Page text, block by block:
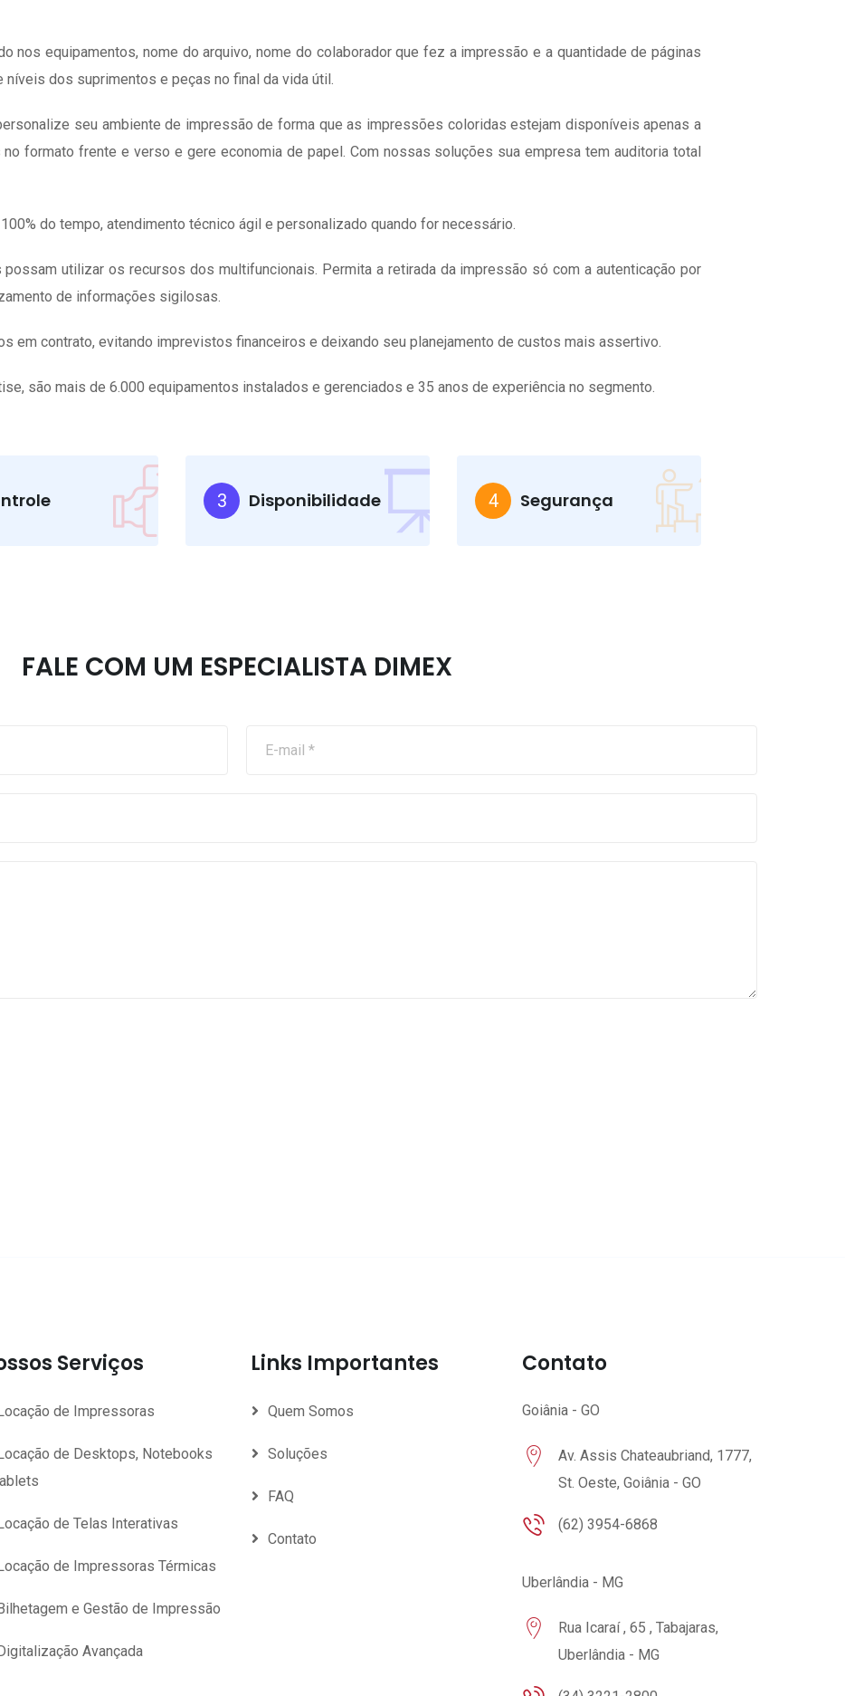
nos equipamentos, nome do arquivo, nome do colaborador que fez a impressão e a quantidade de páginas
dos suprimentos e peças no final da vida útil.
seu ambiente de impressão de forma que as impressões coloridas estejam disponíveis apenas a
formato frente e verso e gere economia de papel. Com nossas soluções sua empresa tem auditoria total
do tempo, atendimento técnico ágil e personalizado quando for necessário.
possam utilizar os recursos dos multifuncionais. Permita a retirada da impressão só com a autenticação por
de informações sigilosas.
em contrato, evitando imprevistos financeiros e deixando seu planejamento de custos mais assertivo.
são mais de 6.000 equipamentos instalados e gerenciados e 35 anos de experiência no segmento.
3 Disponibilidade 4 Segurança
FALE COM UM ESPECIALISTA DIMEX
Serviços
Locação de Impressoras
Locação de Desktops, Notebooks
Locação de Telas Interativas
Locação de Impressoras Térmicas
Bilhetagem e Gestão de Impressão
Digitalização Avançada
Links Importantes
Quem Somos
Soluções
FAQ
Contato
Contato
Goiânia - GO
Av. Assis Chateaubriand, 1777,
St. Oeste, Goiânia - GO
(62) 3954-6868
Uberlândia - MG
Rua Icaraí , 65 , Tabajaras,
Uberlândia - MG